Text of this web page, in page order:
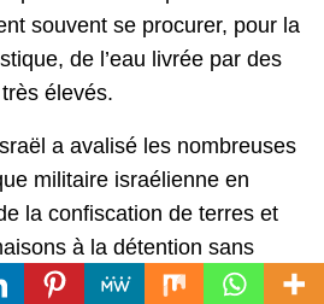
souvent se procurer, pour la
de l’eau livrée par des
élevés.
a avalisé les nombreuses
militaire israélienne en
la confiscation de terres et
à la détention sans
d’un mur de séparation ou